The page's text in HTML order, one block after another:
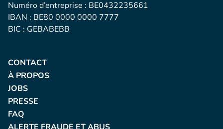
Numéro d’entreprise : BE0432235661
IBAN : BE80 0000 0000 7777
BIC : GEBABEBB
CONTACT
À PROPOS
JOBS
PRESSE
FAQ